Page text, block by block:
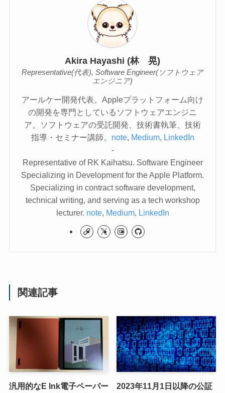
Akira Hayashi (林 晃)
Representative(代表), Software Engineer(ソフトウェア
エンジニア)
アールケー開発代表。Appleプラットフォーム向け
の開発を専門としているソフトウェアエンジニ
ア。ソフトウェアの受託開発、技術書執筆、技術
指導・セミナー講師。 note, Medium, LinkedIn
-
Representative of RK Kaihatsu. Software Engineer
Specializing in Development for the Apple Platform.
Specializing in contract software development,
technical writing, and serving as a tech workshop
lecturer. note, Medium, LinkedIn
関連記事
汎用的なE Ink電子ペーパー
2023年11月1日以降の公証